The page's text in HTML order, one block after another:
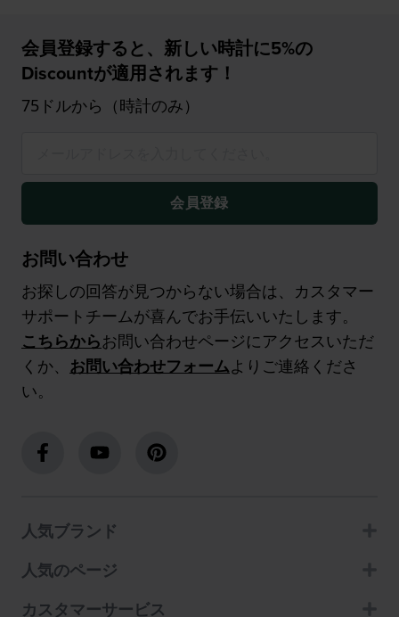
会員登録すると、新しい時計に5%の
Discountが適用されます！
75ドルから（時計のみ）
会員登録
お問い合わせ
お探しの回答が見つからない場合は、カスタマー
サポートチームが喜んでお手伝いいたします。
こちらからお問い合わせページにアクセスいただ
くか、 お問い合わせフォームよりご連絡くださ
い。
人気ブランド
人気のページ
カスタマーサービス